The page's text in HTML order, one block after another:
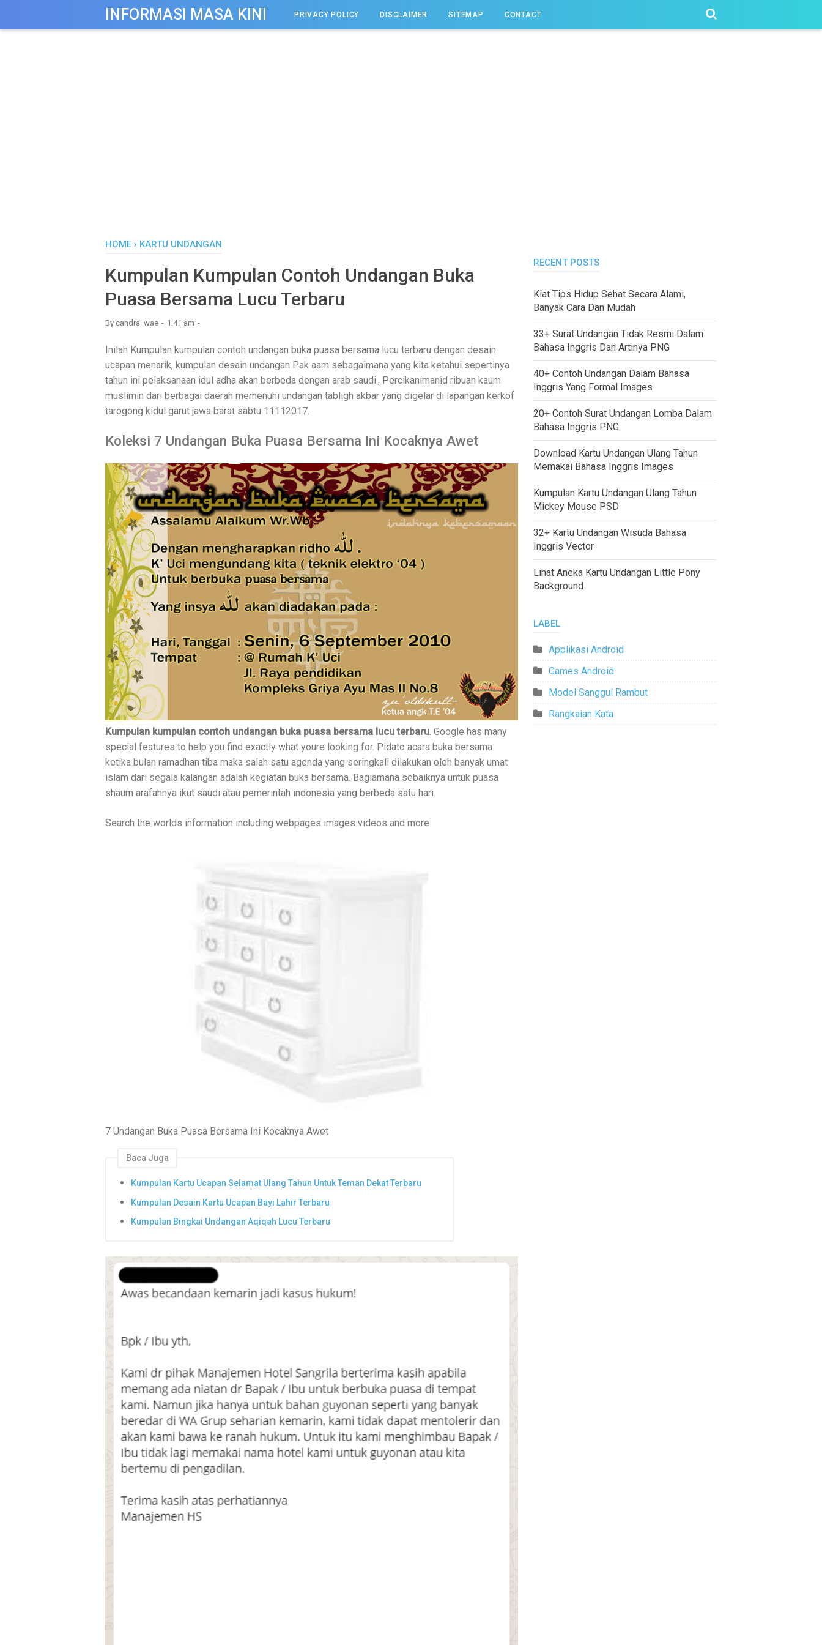
INFORMASI MASA KINI PRIVACY POLICY DISCLAIMER SITEMAP CONTACT
HOME › KARTU UNDANGAN
Kumpulan Kumpulan Contoh Undangan Buka
Puasa Bersama Lucu Terbaru
By candra_wae 1:41 am
Inilah Kumpulan kumpulan contoh undangan buka puasa bersama lucu terbaru dengan desain
ucapan menarik, kumpulan desain undangan Pak aam sebagaimana yang kita ketahui sepertinya
tahun ini pelaksanaan idul adha akan berbeda dengan arab saudi., Percikanimanid ribuan kaum
muslimin dari berbagai daerah memenuhi undangan tabligh akbar yang digelar di lapangan kerkof
tarogong kidul garut jawa barat sabtu 11112017.
Koleksi 7 Undangan Buka Puasa Bersama Ini Kocaknya Awet
Kumpulan kumpulan contoh undangan buka puasa bersama lucu terbaru. Google has many
special features to help you find exactly what youre looking for. Pidato acara buka bersama
ketika bulan ramadhan tiba maka salah satu agenda yang seringkali dilakukan oleh banyak umat
islam dari segala kalangan adalah kegiatan buka bersama. Bagiamana sebaiknya untuk puasa
shaum arafahnya ikut saudi atau pemerintah indonesia yang berbeda satu hari.
Search the worlds information including webpages images videos and more.
7 Undangan Buka Puasa Bersama Ini Kocaknya Awet
Baca Juga
Kumpulan Kartu Ucapan Selamat Ulang Tahun Untuk Teman Dekat Terbaru
Kumpulan Desain Kartu Ucapan Bayi Lahir Terbaru
Kumpulan Bingkai Undangan Aqiqah Lucu Terbaru
RECENT POSTS
Kiat Tips Hidup Sehat Secara Alami,
Banyak Cara Dan Mudah
33+ Surat Undangan Tidak Resmi Dalam
Bahasa Inggris Dan Artinya PNG
40+ Contoh Undangan Dalam Bahasa
Inggris Yang Formal Images
20+ Contoh Surat Undangan Lomba Dalam
Bahasa Inggris PNG
Download Kartu Undangan Ulang Tahun
Memakai Bahasa Inggris Images
Kumpulan Kartu Undangan Ulang Tahun
Mickey Mouse PSD
32+ Kartu Undangan Wisuda Bahasa
Inggris Vector
Lihat Aneka Kartu Undangan Little Pony
Background
LABEL
Applikasi Android
Games Android
Model Sanggul Rambut
Rangkaian Kata